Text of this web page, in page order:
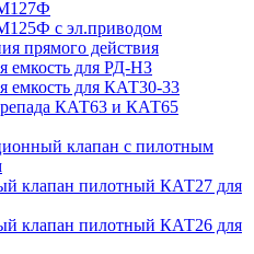
с эл.приводом
прямого действия
емкость для РД-НЗ
емкость для КАТ30-33
КАТ63 и КАТ65
клапан с пилотным
клапан пилотный КАТ27 для
клапан пилотный КАТ26 для